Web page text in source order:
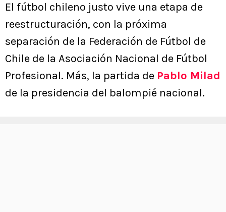
El fútbol chileno justo vive una etapa de
reestructuración, con la próxima
separación de la Federación de Fútbol de
Chile de la Asociación Nacional de Fútbol
Profesional. Más, la partida de Pablo Milad
de la presidencia del balompié nacional.